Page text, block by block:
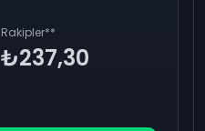
Rakipler**
₺237,30